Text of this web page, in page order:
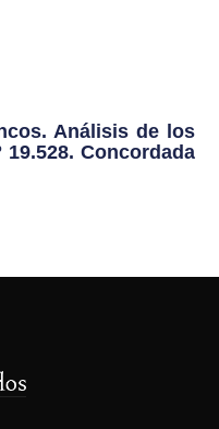
Análisis de los
Concordada